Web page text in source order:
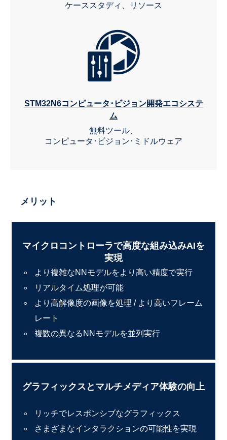
ケーススタディ、リソース
STM32N6コンピュータ･ビジョン開発エコシステ
ム
無料ツール、
コンピュータ･ビジョン･ミドルウェア
メリット
マイクロコントローラで高度な組み込みAIを
実現
より複雑なNNモデルをより高い精度で実行
リアルタイム処理が可能
より高解像度の画像を処理 / より高いフレーム
レート
複数の異なるNNモデルを並列実行
グラフィックスとマルチメディア体験の向上
リッチでレスポンシブなグラフィックス
さまざまなインタラクションの可能性を実現